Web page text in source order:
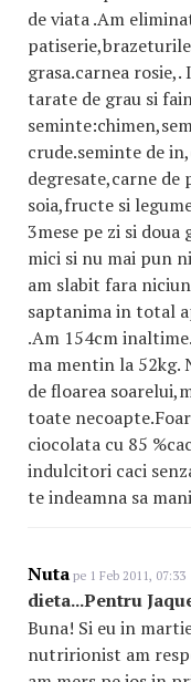
de viata .Am
grasa.carnea
tarate de grau si
crude.seminte de
degresate,carne de
soia,fructe si
3mese pe zi si
mici si nu mai pun
am slabit fara
saptanima in total
.Am 154cm
ma mentin la 52kg.
de floarea
toate
ciocolata cu 85
indulcitori caci
te indeamna sa
Nuta pe 1 Feb 2011, 07:33
dieta...Pentru
Buna! Si eu in
nutririonist am